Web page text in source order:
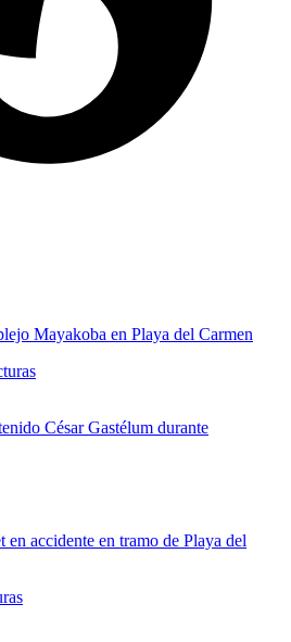
Mayakoba en Playa del Carmen
César Gastélum durante
en accidente en tramo de Playa del